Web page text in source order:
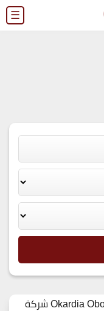
☰